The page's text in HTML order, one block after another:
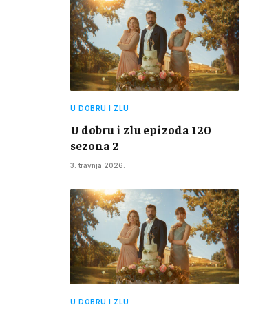
U DOBRU I ZLU
U dobru i zlu epizoda 120
sezona 2
3. travnja 2026.
U DOBRU I ZLU